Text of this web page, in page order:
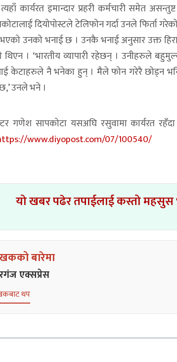
कार्यरत इमान्दार प्रहरी कर्मचारी समेत
दियोपोस्टले टेलिफोन गर्दा उनले फिर्ता
उनको भनाई छ । उनकै भनाई अनुसार उक्त
। ‘भारतीय व्यापारी रहेछन् । उनीहरुले
केटाहरुले नै भनेका हुन् । मैले फोन गरेरै छोड्न
उनले भने ।
गणेश सापकोटा यसअघि रसुवामा कार्यरत
www.diyopost.com/07/100540/
यो खबर पढेर तपाईलाई कस्तो महसुस
बारेमा
एक्सप्रेस
थप